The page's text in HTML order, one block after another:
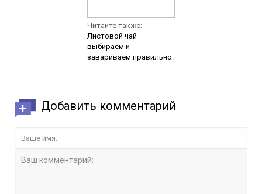
Читайте также:
Листовой чай —
выбираем и
завариваем правильно.
Добавить комментарий